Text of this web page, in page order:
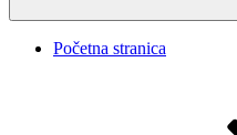
Početna stranica